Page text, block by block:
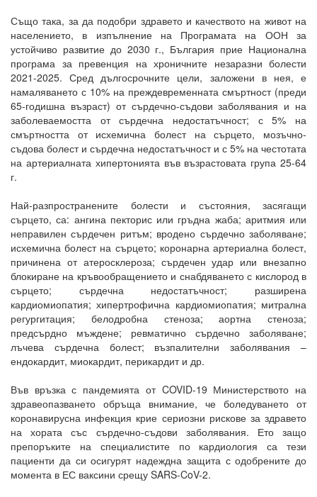
Също така, за да подобри здравето и качеството на живот на
населението, в изпълнение на Програмата на ООН за
устойчиво развитие до 2030 г., България прие Национална
програма за превенция на хроничните незаразни болести
2021-2025. Сред дългосрочните цели, заложени в нея, е
намаляването с 10% на преждевременната смъртност (преди
65-годишна възраст) от сърдечно-съдови заболявания и на
заболеваемостта от сърдечна недостатъчност; с 5% на
смъртността от исхемична болест на сърцето, мозъчно-
съдова болест и сърдечна недостатъчност и с 5% на честотата
на артериалната хипертонията във възрастовата група 25-64
г.
Най-разпространените болести и състояния, засягащи
сърцето, са: ангина пекторис или гръдна жаба; аритмия или
неправилен сърдечен ритъм; вродено сърдечно заболяване;
исхемична болест на сърцето; коронарна артериална болест,
причинена от атеросклероза; сърдечен удар или внезапно
блокиране на кръвообращението и снабдяването с кислород в
сърцето; сърдечна недостатъчност; разширена
кардиомиопатия; хипертрофична кардиомиопатия; митрална
регургитация; белодробна стеноза; аортна стеноза;
предсърдно мъждене; ревматично сърдечно заболяване;
лъчева сърдечна болест; възпалителни заболявания –
ендокардит, миокардит, перикардит и др.
Във връзка с пандемията от COVID-19 Министерството на
здравеопазването обръща внимание, че боледуването от
коронавирусна инфекция крие сериозни рискове за здравето
на хората със сърдечно-съдови заболявания. Ето защо
препоръките на специалистите по кардиология са тези
пациенти да си осигурят надеждна защита с одобрените до
момента в ЕС ваксини срещу SARS-CoV-2.